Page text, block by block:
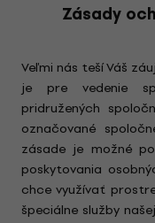
Zásady
Veľmi nás teší Váš
je pre vedenie
pridružených
označované
zásade je možné
poskytovania
chce využívať
špeciálne služby